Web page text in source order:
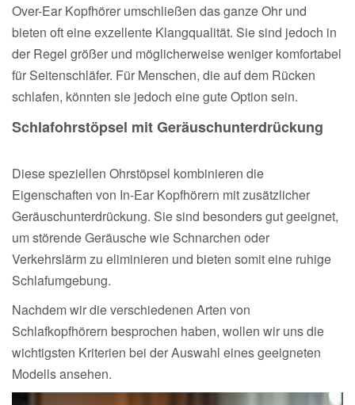
Over-Ear Kopfhörer umschließen das ganze Ohr und
bieten oft eine exzellente Klangqualität. Sie sind jedoch in
der Regel größer und möglicherweise weniger komfortabel
für Seitenschläfer. Für Menschen, die auf dem Rücken
schlafen, könnten sie jedoch eine gute Option sein.
Schlafohrstöpsel mit Geräuschunterdrückung
Diese speziellen Ohrstöpsel kombinieren die
Eigenschaften von In-Ear Kopfhörern mit zusätzlicher
Geräuschunterdrückung. Sie sind besonders gut geeignet,
um störende Geräusche wie Schnarchen oder
Verkehrslärm zu eliminieren und bieten somit eine ruhige
Schlafumgebung.
Nachdem wir die verschiedenen Arten von
Schlafkopfhörern besprochen haben, wollen wir uns die
wichtigsten Kriterien bei der Auswahl eines geeigneten
Modells ansehen.